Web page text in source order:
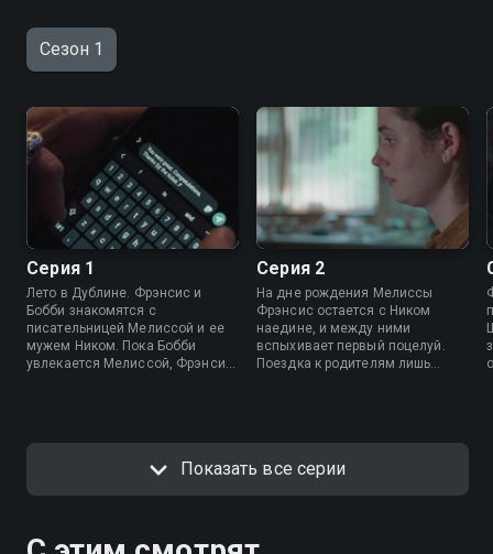
Сезон 1
Серия 1
Лето в Дублине. Фрэнсис и
Бобби знакомятся с
писательницей Мелиссой и ее
мужем Ником. Пока Бобби
увлекается Мелиссой, Фрэнсис
мир обеих подруг.
Серия 2
На дне рождения Мелиссы
Фрэнсис остается с Ником
наедине, и между ними
вспыхивает первый поцелуй.
Поездка к родителям лишь
Показать все серии